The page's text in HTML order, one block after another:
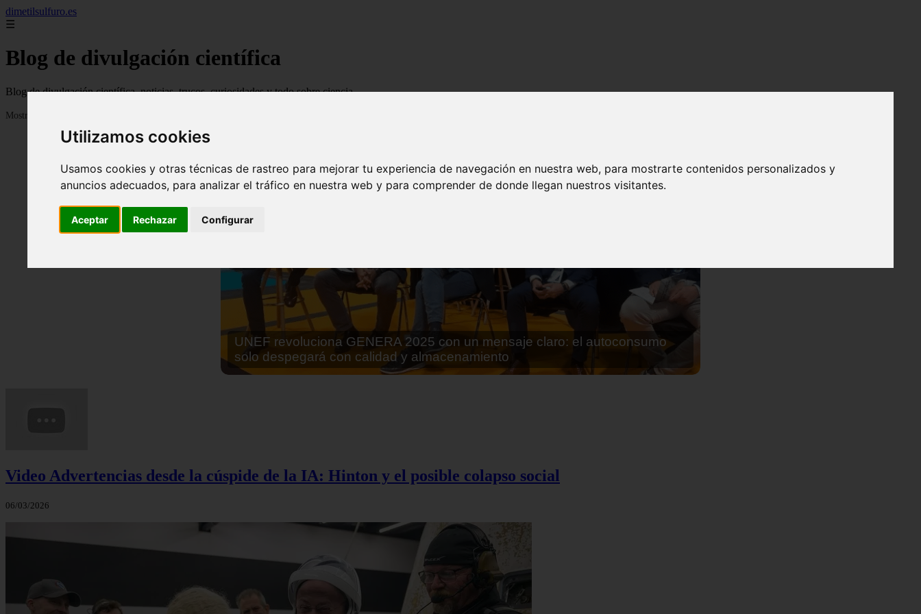
Utilizamos cookies
Usamos cookies y otras técnicas de rastreo para mejorar tu experiencia de navegación en nuestra web, para mostrarte contenidos personalizados y
anuncios adecuados, para analizar el tráfico en nuestra web y para comprender de donde llegan nuestros visitantes.
Aceptar Rechazar Configurar
dimetilsulfuro.es
☰
Blog de divulgación científica
Blog de divulgación científica, noticias, trucos, curiosidades y todo sobre ciencia
Mostrando 1 - 24 de 907 artículos
En África harán lo que parecía imposible: Utilizarán moléculas de agua para
cocinar sus alimentos
Video Advertencias desde la cúspide de la IA: Hinton y el posible colapso social
06/03/2026